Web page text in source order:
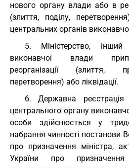
нового органу влади або в
(злиття, поділу,
центральних органів
5. Міністерство,
виконавчої влади
реорганізації (злиття,
перетворення) або ліквідації.
6. Державна реєстрація
центрального органу
особи здійснюється у
набрання чинності постанови
про призначення міністра,
України про